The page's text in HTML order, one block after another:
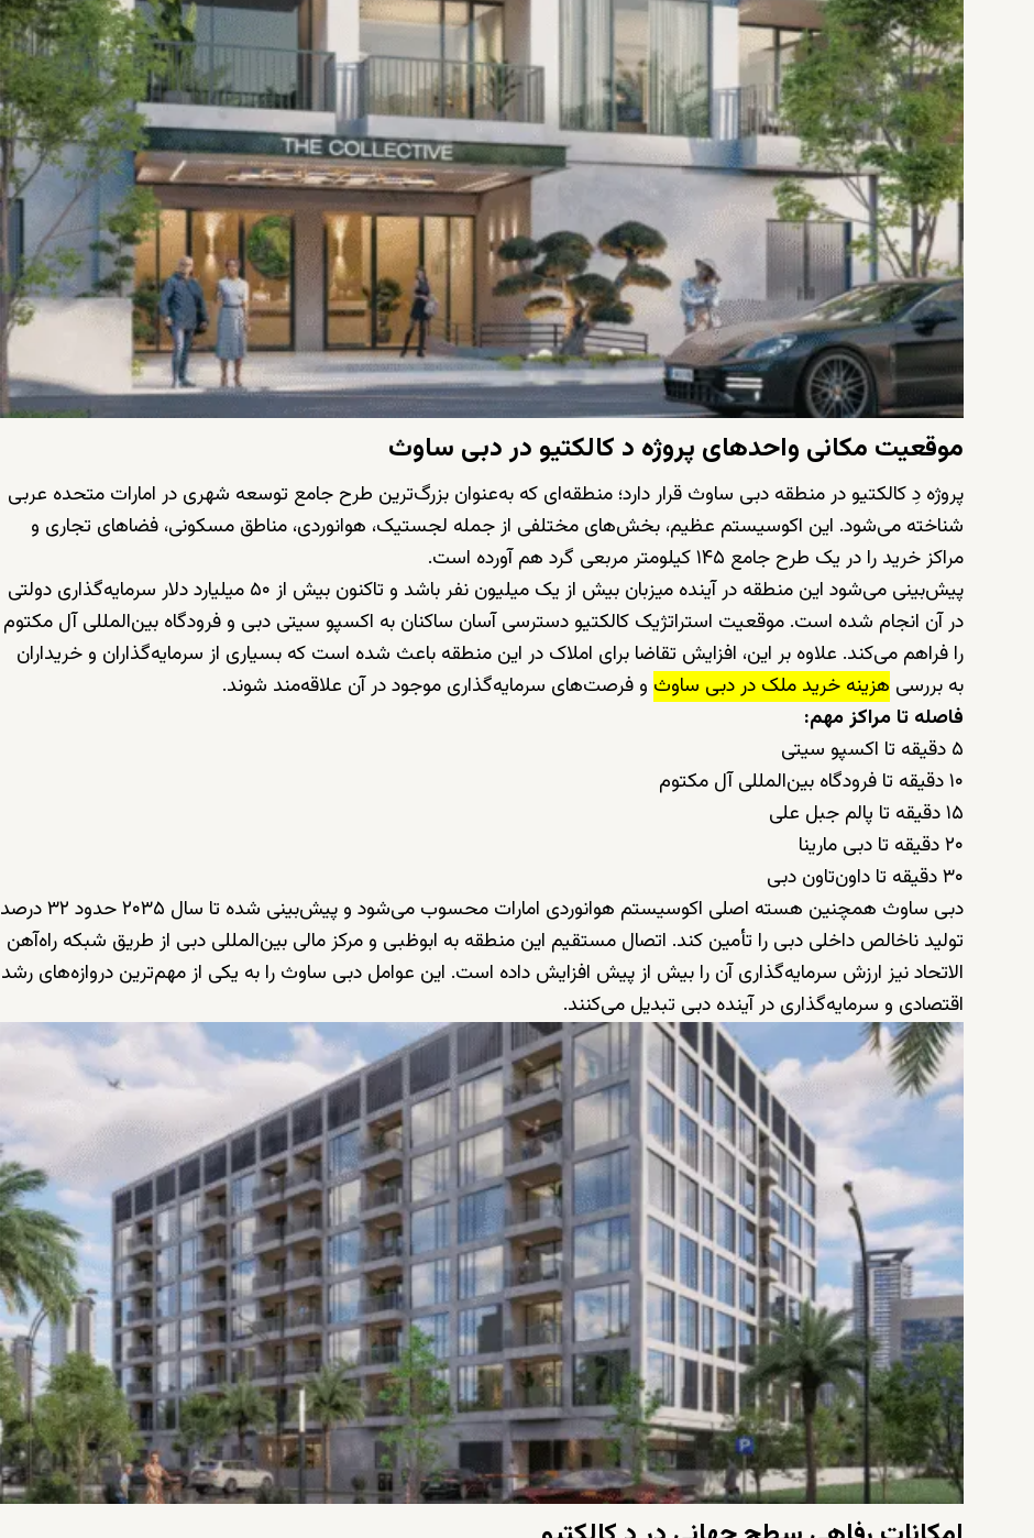
موقعیت مکانی واحدهای پروژه د کالکتیو در دبی ساوث
پروژه دِ کالکتیو در منطقه دبی ساوث قرار دارد؛ منطقه‌ای که به‌عنوان بزرگ‌ترین طرح جامع توسعه شهری در امارات متحده عربی
شناخته می‌شود. این اکوسیستم عظیم، بخش‌های مختلفی از جمله لجستیک، هوانوردی، مناطق مسکونی، فضاهای تجاری و
مراکز خرید را در یک طرح جامع ۱۴۵ کیلومتر مربعی گرد هم آورده است.
پیش‌بینی می‌شود این منطقه در آینده میزبان بیش از یک میلیون نفر باشد و تاکنون بیش از ۵۰ میلیارد دلار سرمایه‌گذاری دولتی
در آن انجام شده است. موقعیت استراتژیک کالکتیو دسترسی آسان ساکنان به اکسپو سیتی دبی و فرودگاه بین‌المللی آل مکتوم
را فراهم می‌کند. علاوه بر این، افزایش تقاضا برای املاک در این منطقه باعث شده است که بسیاری از سرمایه‌گذاران و خریداران
به بررسی هزینه خرید ملک در دبی ساوث و فرصت‌های سرمایه‌گذاری موجود در آن علاقه‌مند شوند.
فاصله تا مراکز مهم:
۵ دقیقه تا اکسپو سیتی
۱۰ دقیقه تا فرودگاه بین‌المللی آل مکتوم
۱۵ دقیقه تا پالم جبل علی
۲۰ دقیقه تا دبی مارینا
۳۰ دقیقه تا داون‌تاون دبی
دبی ساوث همچنین هسته اصلی اکوسیستم هوانوردی امارات محسوب می‌شود و پیش‌بینی شده تا سال ۲۰۳۵ حدود ۳۲ درصد
تولید ناخالص داخلی دبی را تأمین کند. اتصال مستقیم این منطقه به ابوظبی و مرکز مالی بین‌المللی دبی از طریق شبکه راه‌آهن
الاتحاد نیز ارزش سرمایه‌گذاری آن را بیش از پیش افزایش داده است. این عوامل دبی ساوث را به یکی از مهم‌ترین دروازه‌های رشد
اقتصادی و سرمایه‌گذاری در آینده دبی تبدیل می‌کنند.